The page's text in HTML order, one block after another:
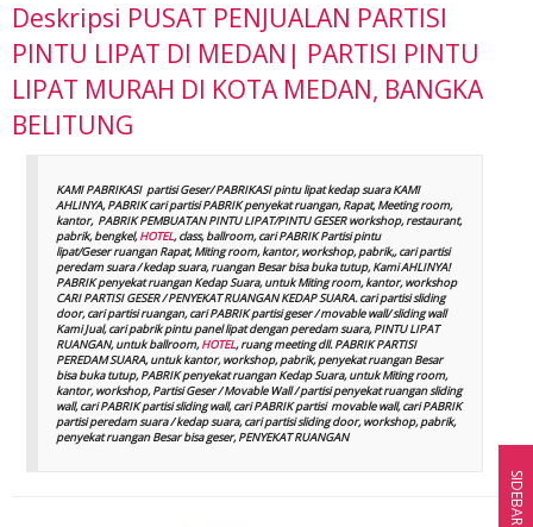
Deskripsi PUSAT PENJUALAN PARTISI
PINTU LIPAT DI MEDAN| PARTISI PINTU
LIPAT MURAH DI KOTA MEDAN, BANGKA
BELITUNG
KAMI PABRIKASI partisi Geser/ PABRIKASI pintu lipat kedap suara KAMI
AHLINYA, PABRIK cari partisi PABRIK penyekat ruangan, Rapat, Meeting room,
kantor, PABRIK PEMBUATAN PINTU LIPAT/PINTU GESER workshop, restaurant,
pabrik, bengkel,HOTEL, class, ballroom, cari PABRIK Partisi pintu
lipat/Geser ruangan Rapat, Miting room, kantor, workshop, pabrik,, cari partisi
peredam suara / kedap suara, ruangan Besar bisa buka tutup, Kami AHLINYA!
PABRIK penyekat ruangan Kedap Suara, untuk Miting room, kantor, workshop
CARI PARTISI GESER / PENYEKAT RUANGAN KEDAP SUARA. cari partisi sliding
door, cari partisi ruangan, cari PABRIK partisi geser / movable wall/ sliding wall
Kami Jual, cari pabrik pintu panel lipat dengan peredam suara, PINTU LIPAT
RUANGAN, untuk ballroom,HOTEL, ruang meeting dll. PABRIK PARTISI
PEREDAM SUARA, untuk kantor, workshop, pabrik, penyekat ruangan Besar
bisa buka tutup, PABRIK penyekat ruangan Kedap Suara, untuk Miting room,
kantor, workshop, Partisi Geser / Movable Wall / partisi penyekat ruangan sliding
wall, cari PABRIK partisi sliding wall, cari PABRIK partisi movable wall, cari PABRIK
partisi peredam suara / kedap suara, cari partisi sliding door, workshop, pabrik,
penyekat ruangan Besar bisa geser, PENYEKAT RUANGAN
SIDEBAR